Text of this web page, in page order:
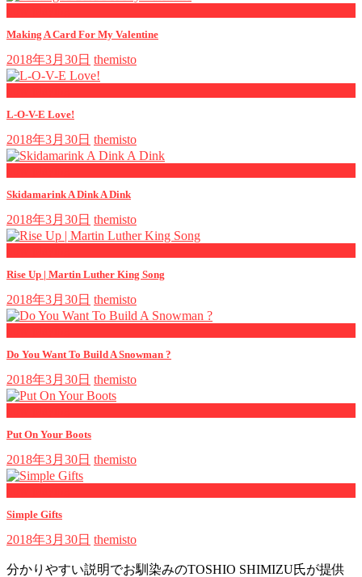
Making A Card For My Valentine
2018年3月30日 themisto
L-O-V-E Love!
2018年3月30日 themisto
Skidamarink A Dink A Dink
2018年3月30日 themisto
Rise Up | Martin Luther King Song
2018年3月30日 themisto
Do You Want To Build A Snowman ?
2018年3月30日 themisto
Put On Your Boots
2018年3月30日 themisto
Simple Gifts
2018年3月30日 themisto
分かりやすい説明でお馴染みのTOSHIO SHIMIZU氏が提供